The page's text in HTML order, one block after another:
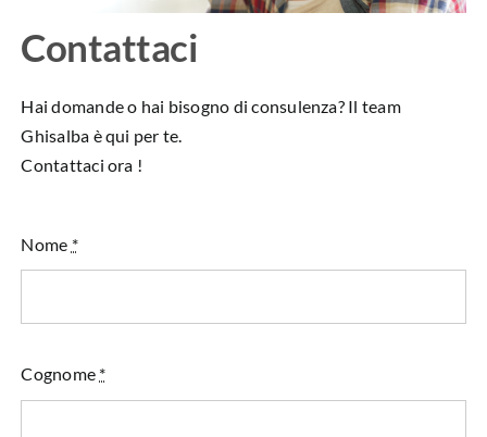
Contattaci
Hai domande o hai bisogno di consulenza? Il team
Ghisalba è qui per te.
Contattaci ora !
Nome *
Cognome *